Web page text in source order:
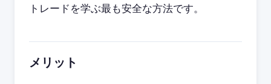
トレードを学ぶ最も安全な方法です。
メリット